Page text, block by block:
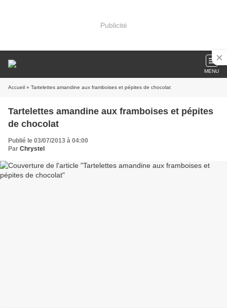
Publicité
MENU
Accueil » Tartelettes amandine aux framboises et pépites de chocolat
Tartelettes amandine aux framboises et pépites
de chocolat
Publié le 03/07/2013 à 04:00
Par Chrystel